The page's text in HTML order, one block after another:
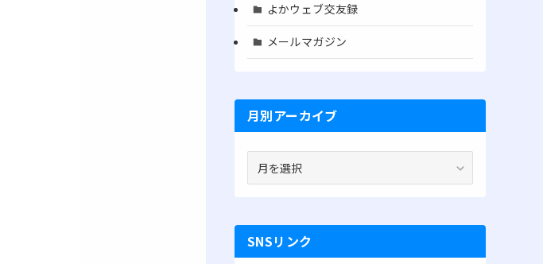
よかウェブ交友録
メールマガジン
月別アーカイブ
別
カ
イ
SNSリンク